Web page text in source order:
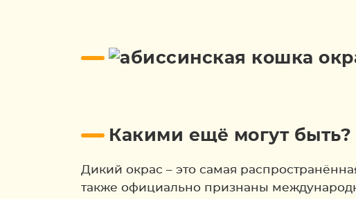
Какими ещё могут быть?
Дикий окрас – это самая
также официально признаны